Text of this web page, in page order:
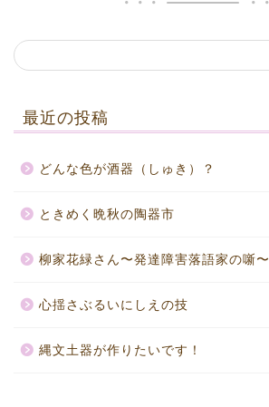
最近の投稿
どんな色が酒器（しゅき）？
ときめく晩秋の陶器市
柳家花緑さん〜発達障害落語家の噺〜
心揺さぶるいにしえの技
縄文土器が作りたいです！